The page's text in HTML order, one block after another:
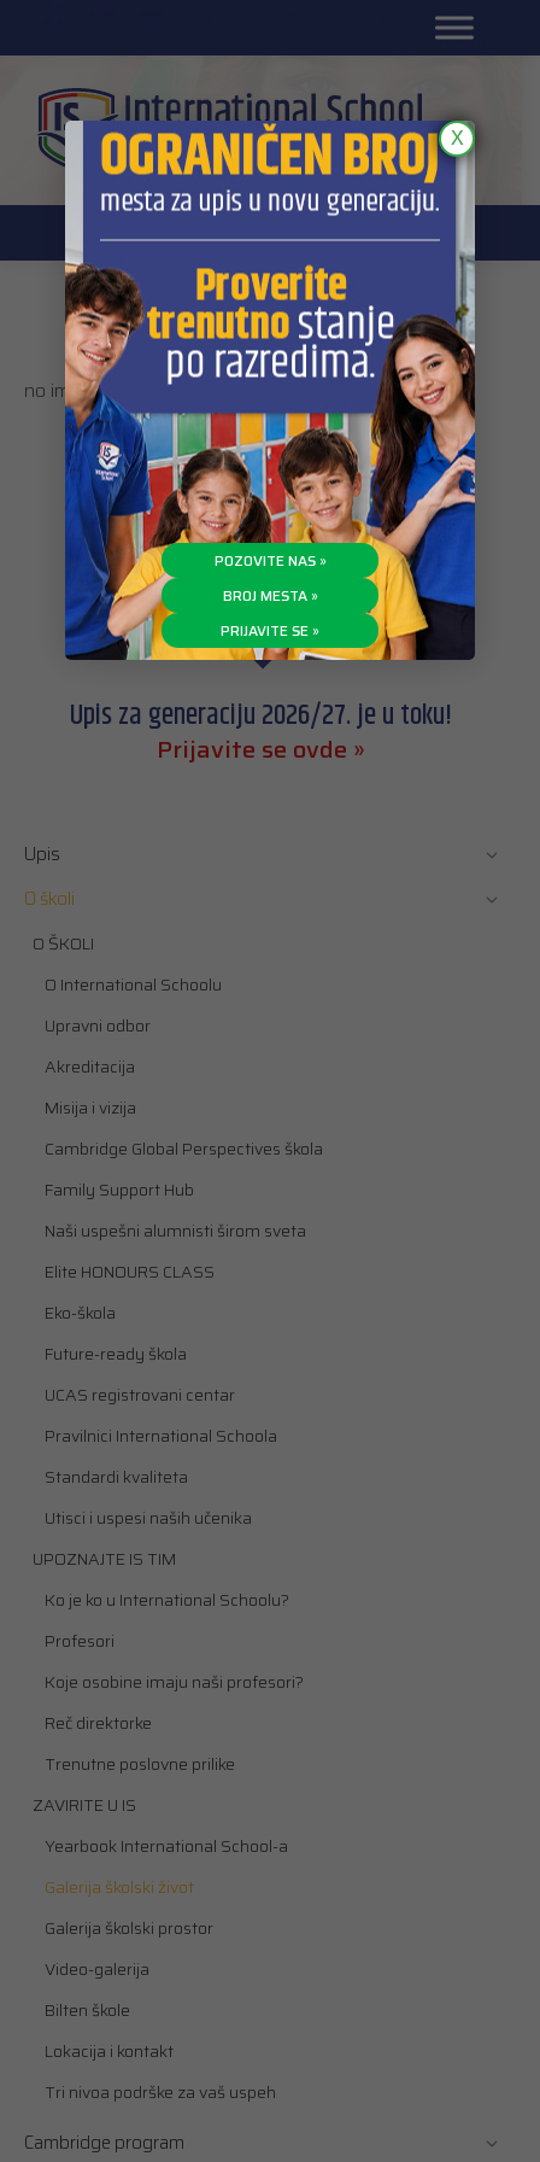
Portal za roditelje
DL platforma
Galerija
no images were found
Upis za generaciju 2026/27. je u toku!
Prijavite se ovde »
Upis
O školi
O ŠKOLI
O International Schoolu
Upravni odbor
Akreditacija
Misija i vizija
Cambridge Global Perspectives škola
Family Support Hub
Naši uspešni alumnisti širom sveta
Elite HONOURS CLASS
Eko-škola
Future-ready škola
UCAS registrovani centar
Pravilnici International Schoola
Standardi kvaliteta
Utisci i uspesi naših učenika
UPOZNAJTE IS TIM
Ko je ko u International Schoolu?
Profesori
Koje osobine imaju naši profesori?
Reč direktorke
Trenutne poslovne prilike
ZAVIRITE U IS
Yearbook International School-a
Galerija školski život
Galerija školski prostor
Video-galerija
Bilten škole
Lokacija i kontakt
Tri nivoa podrške za vaš uspeh
Cambridge program
POZOVITE NAS »
BROJ MESTA »
PRIJAVITE SE »
X